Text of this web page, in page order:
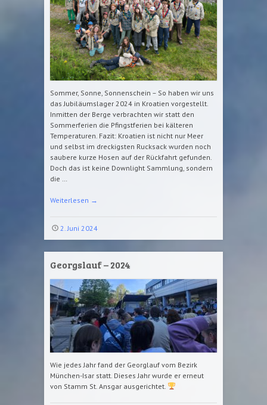
Sommer, Sonne, Sonnenschein – So haben wir uns
das Jubiläumslager 2024 in Kroatien vorgestellt.
Inmitten der Berge verbrachten wir statt den
Sommerferien die Pfingstferien bei kälteren
Temperaturen. Fazit: Kroatien ist nicht nur Meer
und selbst im dreckigsten Rucksack wurden noch
saubere kurze Hosen auf der Rückfahrt gefunden.
Doch das ist keine Downlight Sammlung, sondern
die …
Weiterlesen →
2. Juni 2024
Georgslauf – 2024
Wie jedes Jahr fand der Georglauf vom Bezirk
München-Isar statt. Dieses Jahr wurde er erneut
von Stamm St. Ansgar ausgerichtet.